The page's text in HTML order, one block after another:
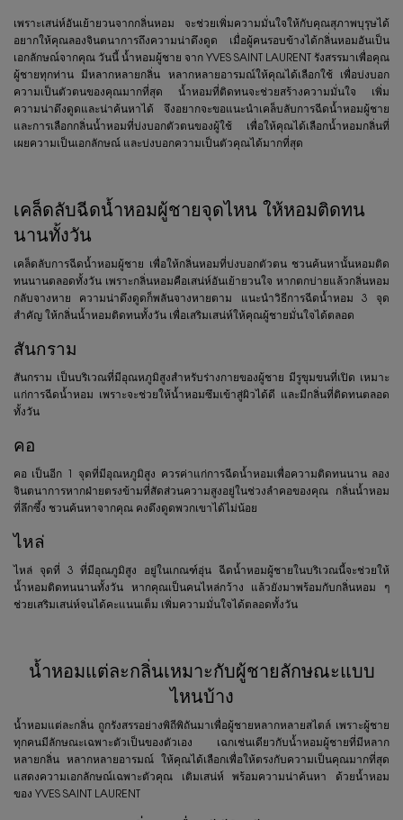
เพราะเสน่ห์อันเย้ายวนจากกลิ่นหอม จะช่วยเพิ่มความมั่นใจให้กับคุณสุภาพบุรุษได้
อยากให้คุณลองจินตนาการถึงความน่าดึงดูด เมื่อผู้คนรอบข้างได้กลิ่นหอมอันเป็น
เอกลักษณ์จากคุณ วันนี้ น้ำหอมผู้ชาย จาก YVES SAINT LAURENT รังสรรมาเพื่อคุณ
ผู้ชายทุกท่าน มีหลากหลายกลิ่น หลากหลายอารมณ์ให้คุณได้เลือกใช้ เพื่อบ่งบอก
ความเป็นตัวตนของคุณมากที่สุด น้ำหอมที่ติดทนจะช่วยสร้างความมั่นใจ เพิ่ม
ความน่าดึงดูดและน่าค้นหาได้ จึงอยากจะขอแนะนำเคล็บลับการฉีดน้ำหอมผู้ชาย
และการเลือกกลิ่นน้ำหอมที่บ่งบอกตัวตนของผู้ใช้ เพื่อให้คุณได้เลือกน้ำหอมกลิ่นที่
เผยความเป็นเอกลักษณ์ และบ่งบอกความเป็นตัวคุณได้มากที่สุด
เคล็ดลับฉีดน้ำหอมผู้ชายจุดไหน ให้หอมติดทน
นานทั้งวัน
เคล็ดลับการฉีดน้ำหอมผู้ชาย เพื่อให้กลิ่นหอมที่บ่งบอกตัวตน ชวนค้นหานั้นหอมติด
ทนนานตลอดทั้งวัน เพราะกลิ่นหอมคือเสน่ห์อันเย้ายวนใจ หากตกบ่ายแล้วกลิ่นหอม
กลับจางหาย ความน่าดึงดูดก็พลันจางหายตาม แนะนำวิธีการฉีดน้ำหอม 3 จุด
สำคัญ ให้กลิ่นน้ำหอมติดทนทั้งวัน เพื่อเสริมเสน่ห์ให้คุณผู้ชายมั่นใจได้ตลอด
สันกราม
สันกราม เป็นบริเวณที่มีอุณหภูมิสูงสำหรับร่างกายของผู้ชาย มีรูขุมขนที่เปิด เหมาะ
แก่การฉีดน้ำหอม เพราะจะช่วยให้น้ำหอมซึมเข้าสู่ผิวได้ดี และมีกลิ่นที่ติดทนตลอด
ทั้งวัน
คอ
คอ เป็นอีก 1 จุดที่มีอุณหภูมิสูง ควรค่าแก่การฉีดน้ำหอมเพื่อความติดทนนาน ลอง
จินตนาการหากฝ่ายตรงข้ามที่สัดส่วนความสูงอยู่ในช่วงลำคอของคุณ กลิ่นน้ำหอม
ที่ลึกซึ้ง ชวนค้นหาจากคุณ คงดึงดูดพวกเขาได้ไม่น้อย
ไหล่
ไหล่ จุดที่ 3 ที่มีอุณภูมิสูง อยู่ในเกณฑ์อุ่น ฉีดน้ำหอมผู้ชายในบริเวณนี้จะช่วยให้
น้ำหอมติดทนนานทั้งวัน หากคุณเป็นคนไหล่กว้าง แล้วยังมาพร้อมกับกลิ่นหอม ๆ
ช่วยเสริมเสน่ห์จนได้คะแนนเต็ม เพิ่มความมั่นใจได้ตลอดทั้งวัน
น้ำหอมแต่ละกลิ่นเหมาะกับผู้ชายลักษณะแบบ
ไหนบ้าง
น้ำหอมแต่ละกลิ่น ถูกรังสรรอย่างพิถีพิถันมาเพื่อผู้ชายหลากหลายสไตล์ เพราะผู้ชาย
ทุกคนมีลักษณะเฉพาะตัวเป็นของตัวเอง เฉกเช่นเดียวกับน้ำหอมผู้ชายที่มีหลาก
หลายกลิ่น หลากหลายอารมณ์ ให้คุณได้เลือกเพื่อให้ตรงกับความเป็นคุณมากที่สุด
แสดงความเอกลักษณ์เฉพาะตัวคุณ เติมเสน่ห์ พร้อมความน่าค้นหา ด้วยน้ำหอม
ของ YVES SAINT LAURENT